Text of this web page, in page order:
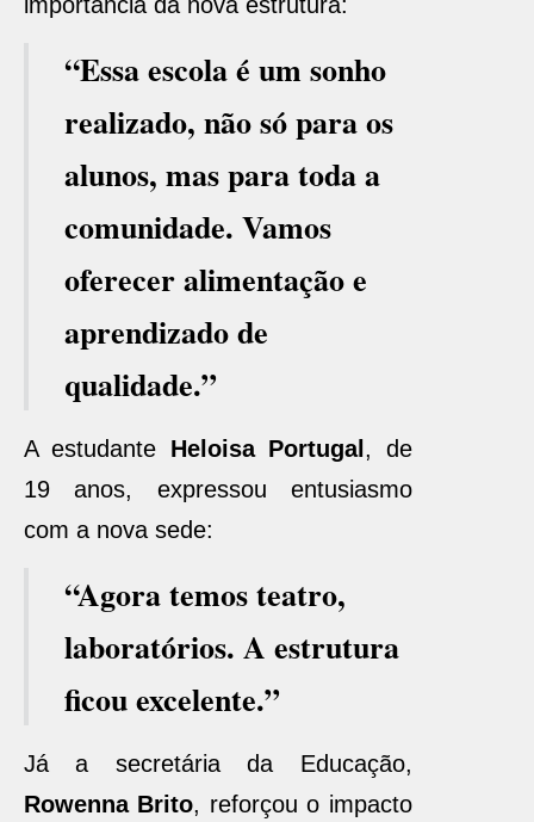
“Essa escola é um sonho
realizado, não só para os
alunos, mas para toda a
comunidade. Vamos
oferecer alimentação e
aprendizado de
qualidade.”
A estudante Heloisa Portugal , de
19 anos, expressou entusiasmo
com a nova sede:
“Agora temos teatro,
laboratórios. A estrutura
ficou excelente.”
Já a secretária da Educação,
Rowenna Brito, reforçou o impacto